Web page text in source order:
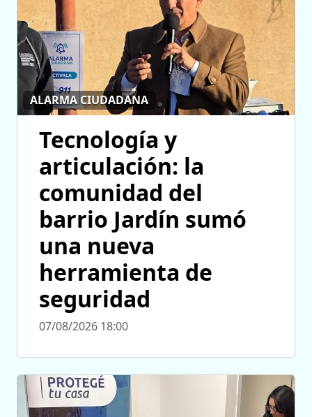
ALARMA CIUDADANA
Tecnología y
articulación: la
comunidad del
barrio Jardín sumó
una nueva
herramienta de
seguridad
07/08/2026 18:00